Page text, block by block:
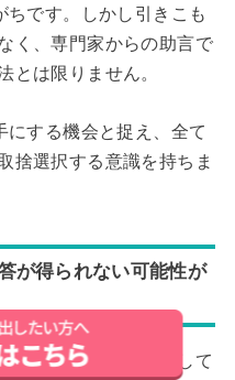
ちです。しかし引きこも
く、専門家からの助言で
とは限りません。
にする機会と捉え、全て
捨選択する意識を持ちま
が得られない可能性が
るため、相談したとして